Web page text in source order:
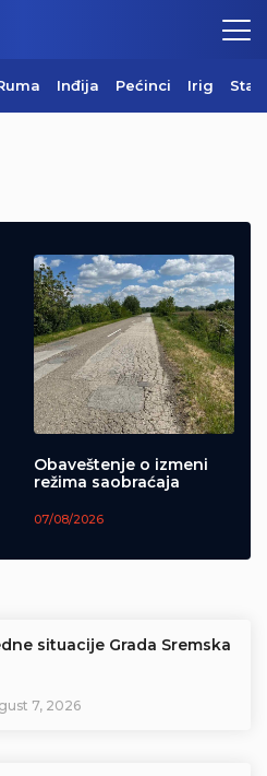
Inđija Pećinci Irig
Obaveštenje o izmeni
režima saobraćaja
07/08/2026
situacije Grada Sremska
7, 2026